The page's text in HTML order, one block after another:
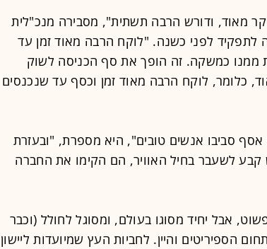
מאוד, ודורש הרבה תשתית", מסבירה מנכ"לית
הררי (50), שנכנסה לתפקיד לפני כשנה. "לוקח הרבה מאוד זמן עד
ממנו כמשקה. זה הופך את סף הכניסה לשוק
כלומר, לוקח הרבה מאוד זמן וכסף עד שנכנסים
סביבו אנשים טובים", היא מספרת, "ובעזרת
קבע לשעבר בחיל האוויר, הם הקימו את החברה
אבל יחיד מסוגו בעולם, ומסוגל לחולל (וכבר
הספיריטים והיין. לחביות העץ שמיועדות ליישון